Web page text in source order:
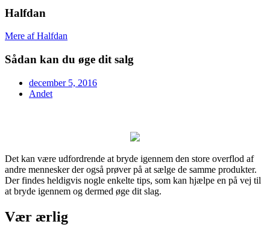
Halfdan
Mere af Halfdan
Sådan kan du øge dit salg
december 5, 2016
Andet
Det kan være udfordrende at bryde igennem den store overflod af
andre mennesker der også prøver på at sælge de samme produkter.
Der findes heldigvis nogle enkelte tips, som kan hjælpe en på vej til
at bryde igennem og dermed øge dit slag.
Vær ærlig